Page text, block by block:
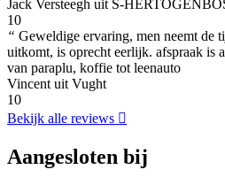
Jack Versteegh uit S-
10
“ Geweldige ervaring, men neemt de
uitkomt, is oprecht eerlijk. afspraak is
van paraplu, koffie tot leenauto
Vincent uit Vught
10
Bekijk alle reviews
Aangesloten bij